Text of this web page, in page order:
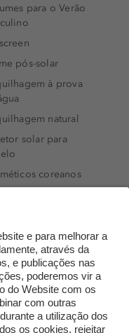
para o Verão
pós-solar
à prova
natural
solar para
coreanos
árabes
Perfumes
10: Perfumes